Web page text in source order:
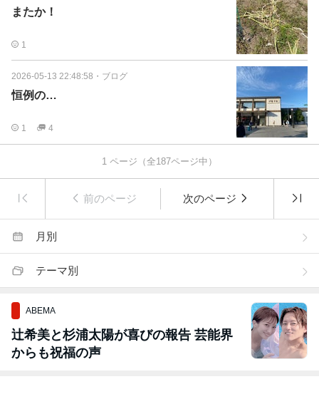
またか！
1
2026-05-13 22:48:58 ・ ブログ
恒例の…
1 4
1 ページ（全187ページ中）
前のページ 次のページ
月別
テーマ別
ABEMA
辻希美と杉浦太陽が喜びの報告 芸能界
からも祝福の声